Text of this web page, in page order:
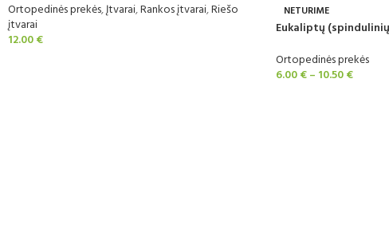
Ortopedinės prekės,Įtvarai,Rankos įtvarai,Riešo
įtvarai
12.00€
NETURIME
Eukaliptų
Ortopedinės prekės
6.00€– 10.50€